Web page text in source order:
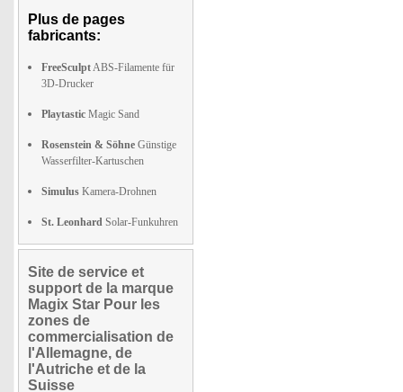
Plus de pages
fabricants:
FreeSculptABS-Filamente für
3D-Drucker
Playtastic Magic Sand
Rosenstein & Söhne Günstige
Wasserfilter-Kartuschen
Simulus Kamera-Drohnen
St. Leonhard Solar-Funkuhren
Site de service et
support de la marque
Magix Star Pour les
zones de
commercialisation de
l'Allemagne, de
l'Autriche et de la
Suisse